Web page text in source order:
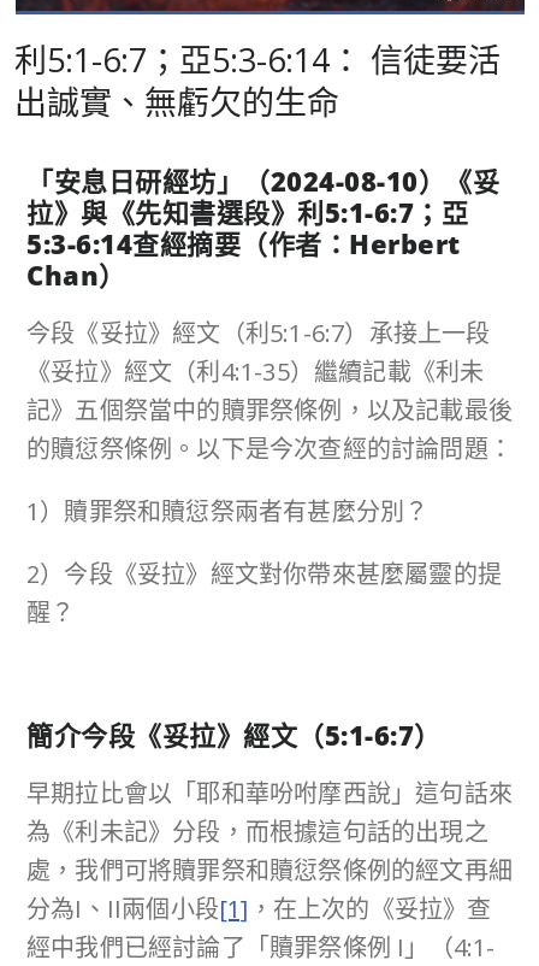
利5:1-6:7；亞5:3-6:14： 信徒要活
出誠實、無虧欠的生命
「安息日研經坊」（2024-08-10）《妥
拉》與《先知書選段》利5:1-6:7 ；亞
5:3-6:14查經摘要（作者： Herbert
Chan）
今段《妥拉》經文（利5:1-6:7）承接上一段
《妥拉》經文（利4:1-35）繼續記載《利未
記》五個祭當中的贖罪祭條例，以及記載最後
的贖愆祭條例。以下是今次查經的討論問題：
1）贖罪祭和贖愆祭兩者有甚麼分別？
2）今段《妥拉》經文對你帶來甚麼屬靈的提
醒？
簡介今段《妥拉》經文（5:1-6:7）
早期拉比會以「耶和華吩咐摩西說」這句話來
為《利未記》分段，而根據這句話的出現之
處，我們可將贖罪祭和贖愆祭條例的經文再細
分為I、II兩個小段[1] ，在上次的《妥拉》查
經中我們已經討論了「贖罪祭條例 I」（4:1-